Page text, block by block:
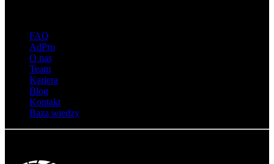
FAQ
AdPro
O nas
Team
Kariera
Blog
Kontakt
Baza wiedzy